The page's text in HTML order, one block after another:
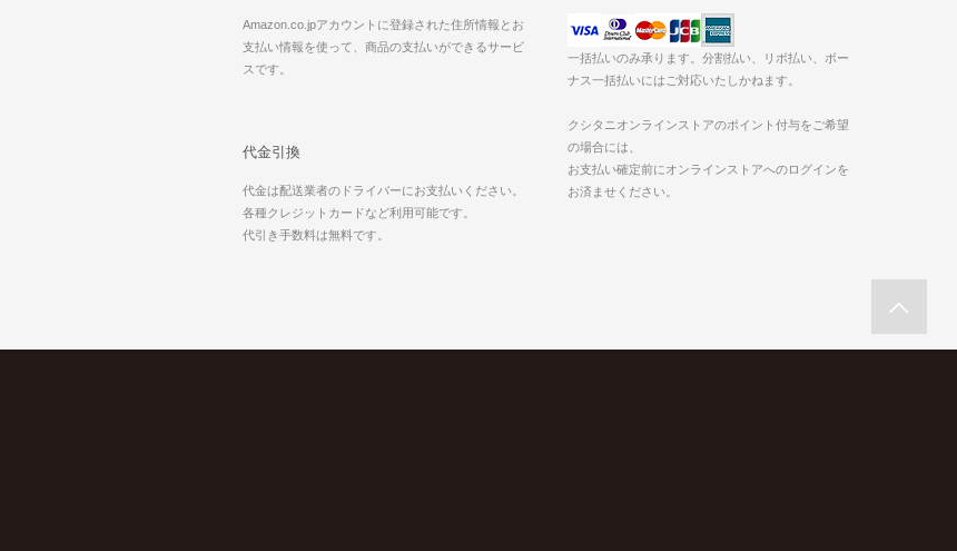
Amazon.co.jpアカウントに登録された住所情報とお
支払い情報を使って、商品の支払いができるサービ
スです。
一括払いのみ承ります。分割払い、リボ払い、ボー
ナス一括払いにはご対応いたしかねます。
クシタニオンラインストアのポイント付与をご希望
の場合には、
お支払い確定前にオンラインストアへのログインを
お済ませください。
代金引換
代金は配送業者のドライバーにお支払いください。
各種クレジットカードなど利用可能です。
代引き手数料は無料です。